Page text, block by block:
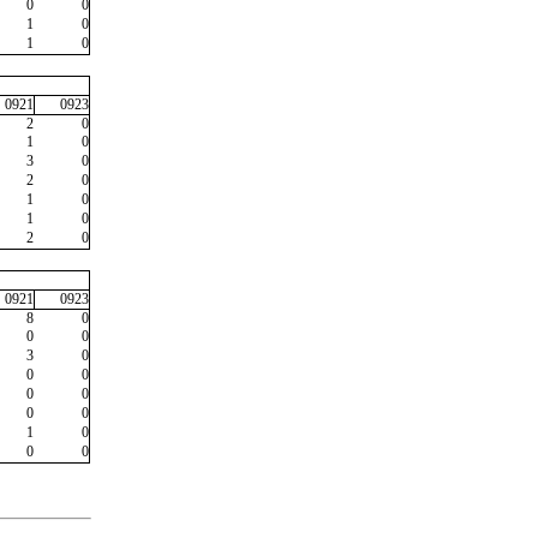
0
0
1
0
1
0
0921
0923
2
0
1
0
3
0
2
0
1
0
1
0
2
0
0921
0923
8
0
0
0
3
0
0
0
0
0
0
0
1
0
0 0